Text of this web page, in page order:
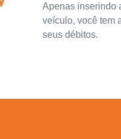
Apenas inserindo
veículo, você tem
seus débitos.